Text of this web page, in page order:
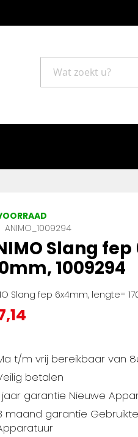
ANIMO_1009294
Slang
1009294
Slang fep 6x4mm, lengte=
t/m vrij bereikbaar van
betalen
jaar garantie Nieuwe
maand garantie Gebruikte